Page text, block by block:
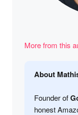
More from this
About
Founder of
honest